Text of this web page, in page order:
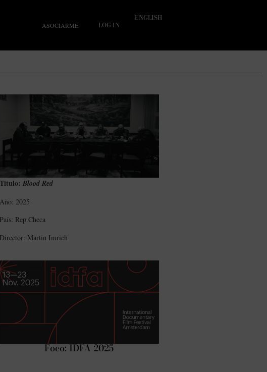
ASOCIARME LOG IN
ENGLISH
Titulo: Blood Red
Año: 2025
País: Rep.Checa
Director: Martin Imrich
Foco: IDFA 2025